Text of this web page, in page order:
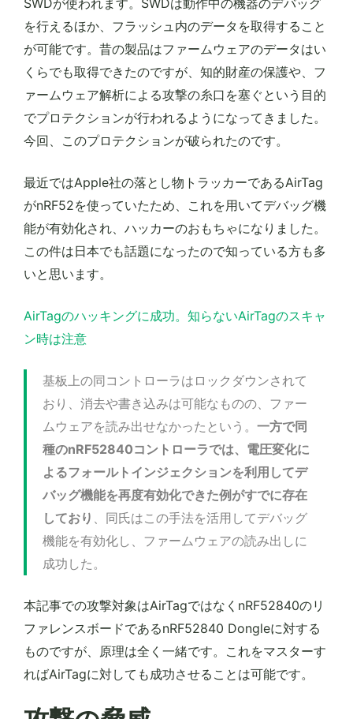
を行えるほか、フラッシュ内のデータを取得すること
が可能です。昔の製品はファームウェアのデータはい
くらでも取得できたのですが、知的財産の保護や、フ
ァームウェア解析による攻撃の糸口を塞ぐという目的
でプロテクションが行われるようになってきました。
今回、このプロテクションが破られたのです。
最近ではApple社の落とし物トラッカーであるAirTag
がnRF52を使っていたため、これを用いてデバッグ機
能が有効化され、ハッカーのおもちゃになりました。
この件は日本でも話題になったので知っている方も多
いと思います。
AirTagのハッキングに成功。知らないAirTagのスキャ
ン時は注意
基板上の同コントローラはロックダウンされて
おり、消去や書き込みは可能なものの、ファー
ムウェアを読み出せなかったという。 一方で同
種のnRF52840コントローラでは、電圧変化に
よるフォールトインジェクションを利用してデ
バッグ機能を再度有効化できた例がすでに存在
しており
、同氏はこの手法を活用してデバッグ
機能を有効化し、ファームウェアの読み出しに
成功した。
本記事での攻撃対象はAirTagではなくnRF52840のリ
ファレンスボードであるnRF52840 Dongleに対する
ものですが、原理は全く一緒です。これをマスターす
ればAirTagに対しても成功させることは可能です。